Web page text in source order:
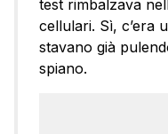
test rimbalzava
cellulari. Sì, c’era
stavano già
spiano.